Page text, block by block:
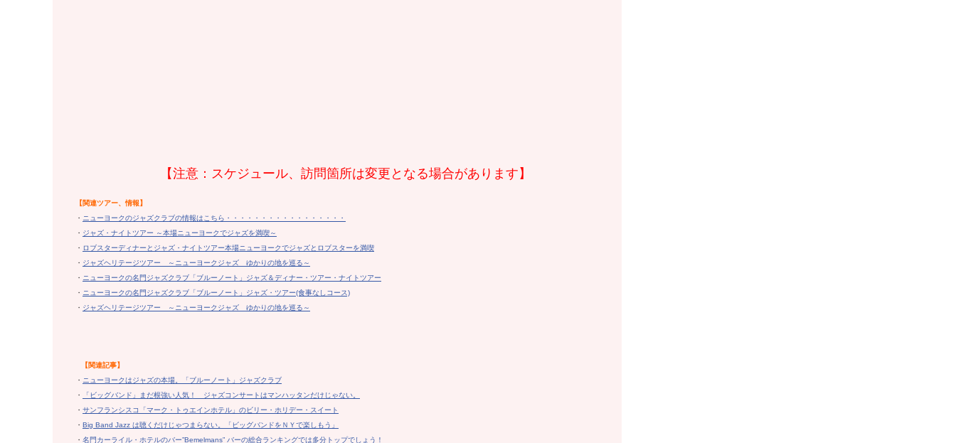
【注意：スケジュール、訪問箇所は変更となる場合があります】
【関連ツアー、情報】
・ ニューヨークのジャズクラブの情報はこちら・・・・・・・・・・・・・・・・・
・ ジャズ・ナイトツアー ～本場ニューヨークでジャズを満喫～
・ ロブスターディナーとジャズ・ナイトツアー本場ニューヨークでジャズとロブスターを満喫
・ ジャズヘリテージツアー ～ニューヨークジャズ ゆかりの地を巡る～
・ ニューヨークの名門ジャズクラブ「ブルーノート」ジャズ＆ディナー・ツアー ・ナイトツアー
・ ニューヨークの名門ジャズクラブ「ブルーノート」ジャズ・ツアー(食事なしコース)
・ ジャズヘリテージツアー ～ニューヨークジャズ ゆかりの地を巡る～
【関連記事】
・ ニューヨークはジャズの本場。「ブルーノート」ジャズクラブ
・
「ビッグバンド」まだ根強い人気！ ジャズコンサートはマンハッタンだけじゃない。
・ サンフランシスコ「マーク・トゥエインホテル」のビリー・ホリデー・スイート
・ Big Band Jazz は聴くだけじゃつまらない。「ビッグバンドをＮＹで楽しもう」
・ 名門カーライル・ホテルのバー”Bemelmans” バーの総合ランキングでは多分トップでしょう！